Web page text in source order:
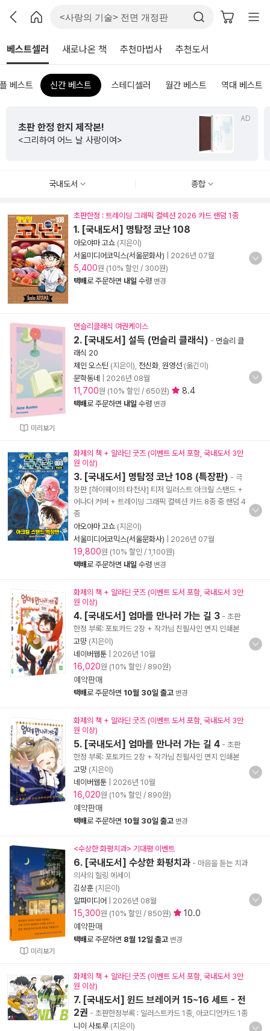
베스트셀러 새로나온 책 추천마법사 추천도서
베스트 신간 베스트 스테디셀러 월간 베스트 역대 베스트
AD
한정 한지 제작본!
하여 어느 날 사랑이여>
수능
국내도서 종합
초판한정 : 트레이딩 그래픽 컬렉션 2026 카드 랜덤 1종
1. [국내도서] 명탐정 코난 108
아오야마 고쇼 (지은이)
서울미디어코믹스(서울문화사)
2026년 07월
5,400원 (10% 할인 / 300원)
택배로 주문하면 내일 수령 변경
미리보기
먼슬리클래식 여권케이스
2. [국내도서] 설득 (먼슬리 클래식) - 먼슬리 클
래식 20
제인 오스틴 (지은이), 전신화 원영선 (옮긴이)
문학동네
2026년 08월
11,700원 (10% 할인 / 650원) 8.4
택배로 주문하면 내일 수령 변경
화제의 책 + 알라딘 굿즈 (이벤트 도서 포함, 국내도서 3만
원 이상)
3. [국내도서] 명탐정 코난 108 (특장판) - 극
장판 [하이웨이의 타천사] 티저 일러스트 아크릴 스탠드 +
어나더 커버 + 트레이딩 그래픽 컬렉션 카드 8종 중 랜덤 4
종
아오야마 고쇼 (지은이)
서울미디어코믹스(서울문화사)
2026년 07월
19,800원 (10% 할인 / 1,100원)
택배로 주문하면 내일 수령 변경
화제의 책 + 알라딘 굿즈 (이벤트 도서 포함, 국내도서 3만
원 이상)
4. [국내도서] 엄마를 만나러 가는 길 3 - 초판
한정 부록: 포토카드 2장 + 작가님 친필사인 면지 인쇄본
고먕 (지은이)
네이버웹툰
2026년 10월
16,020원 (10% 할인 / 890원)
예약판매
택배로 주문하면 10월 30일 출고 변경
화제의 책 + 알라딘 굿즈 (이벤트 도서 포함, 국내도서 3만
원 이상)
5. [국내도서] 엄마를 만나러 가는 길 4 - 초판
한정 부록: 포토카드 2장 + 작가님 친필사인 면지 인쇄본
고먕 (지은이)
네이버웹툰
2026년 10월
16,020원 (10% 할인 / 890원)
예약판매
택배로 주문하면 10월 30일 출고 변경
미리보기
<수상한 화평치과> 기대평 이벤트
6. [국내도서] 수상한 화평치과 - 마음을 듣는 치과
의사의 힐링 에세이
김상훈 (지은이)
알파미디어
2026년 08월
15,300원 (10% 할인 / 850원)
10.0
예약판매
택배로 주문하면 8월 12일 출고 변경
화제의 책 + 알라딘 굿즈 (이벤트 도서 포함, 국내도서 3만
원 이상)
7. [국내도서] 윈드 브레이커 15~16 세트 - 전
2권 - 초판한정부록 : 일러스트카드 1종, 아코디언카드 1종
니이 사토루 (지은이)